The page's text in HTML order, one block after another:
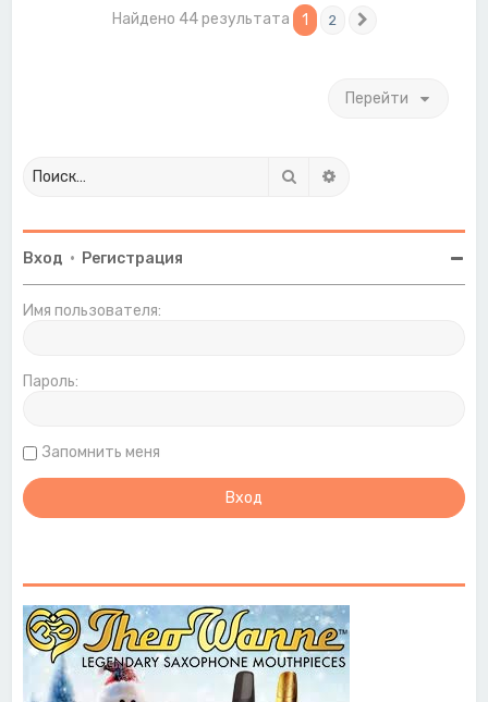
Найдено 44 результата 1 2
Перейти
Поиск
Вход • Регистрация
Имя пользователя:
Пароль:
Запомнить меня